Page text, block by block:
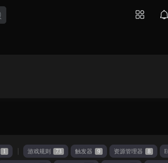
1 游戏规则 73 触发器 9 资源管理器 8